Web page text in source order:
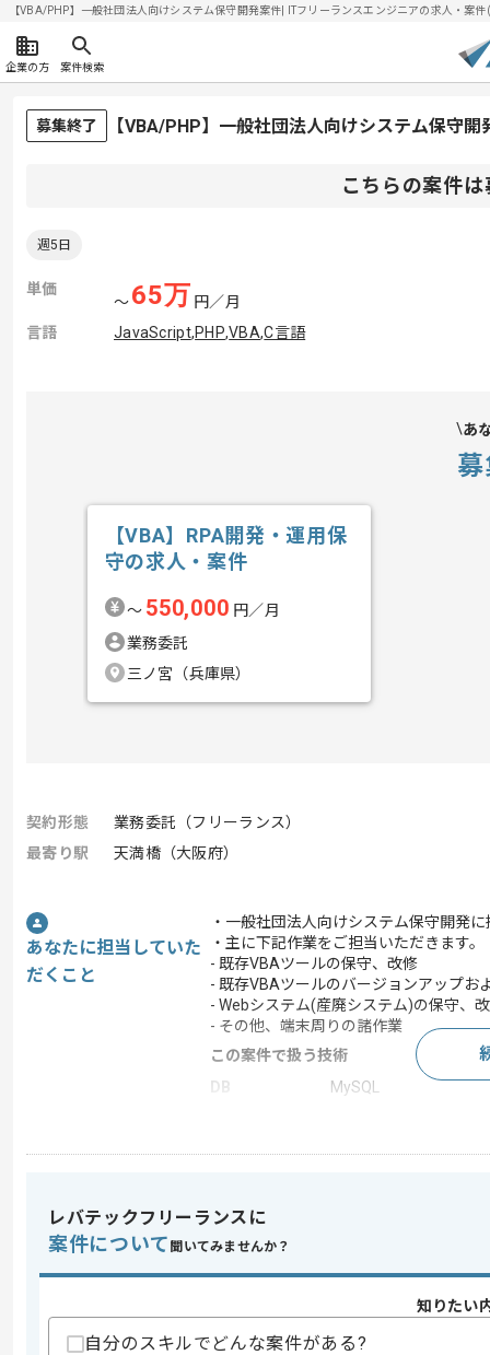
【VBA/PHP】一般社団法人向けシステム保守開発案件| ITフリーランスエンジニアの求人・案
企業の方 案件検索
募集終了 【VBA/PHP】一般社団法人向けシステム保守
こちらの案件
週5日
単価
〜65万 円／月
言語
JavaScript,PHP,VBA,C言語
あ
【VBA】RPA開発・運用保
守の求人・案件
〜 550,000 円／月
業務委託
三ノ宮（兵庫県）
契約形態
業務委託（フリーランス）
最寄り駅
天満橋（大阪府）
あなたに担当していた
だくこと
・一般社団法人向けシステム保守開発
・主に下記作業をご担当いただきます。
- 既存VBAツールの保守、改修
- 既存VBAツールのバージョンアップお
- Webシステム(産廃システム)の保守、
- その他、端末周りの諸作業
この案件で扱う技術
DB
MySQL
業務内容
新規開発 , 追加開発
求めるスキル
・PHP、JavaScript、MySQLを用いた
・Excel VBAを用いた開発経験
・C言語系の知識(VBAツールにDLLを使
レバテックフリーランスに
案件について 聞いてみませんか？
知りたい
自分のスキルでどんな案件がある?